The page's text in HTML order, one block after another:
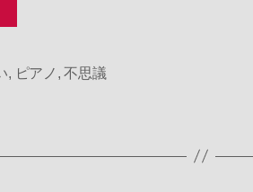
, ピアノ ,不思議